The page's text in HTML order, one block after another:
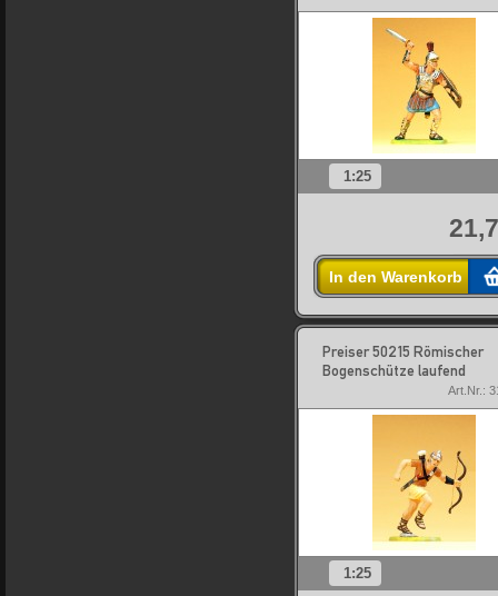
1:25
In den Warenkorb
Preiser 50215 Römischer
Bogenschütze laufend
Art.Nr.:
1:25